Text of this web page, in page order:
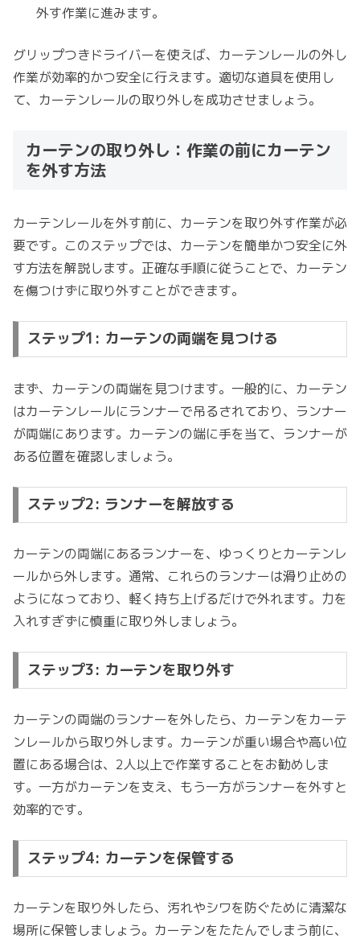
外す作業に進みます。
グリップつきドライバーを使えば、カーテンレールの外し
作業が効率的かつ安全に行えます。適切な道具を使用し
て、カーテンレールの取り外しを成功させましょう。
カーテンの取り外し：作業の前にカーテン
を外す方法
カーテンレールを外す前に、カーテンを取り外す作業が必
要です。このステップでは、カーテンを簡単かつ安全に外
す方法を解説します。正確な手順に従うことで、カーテン
を傷つけずに取り外すことができます。
ステップ1: カーテンの両端を見つける
まず、カーテンの両端を見つけます。一般的に、カーテン
はカーテンレールにランナーで吊るされており、ランナー
が両端にあります。カーテンの端に手を当て、ランナーが
ある位置を確認しましょう。
ステップ2: ランナーを解放する
カーテンの両端にあるランナーを、ゆっくりとカーテンレ
ールから外します。通常、これらのランナーは滑り止めの
ようになっており、軽く持ち上げるだけで外れます。力を
入れすぎずに慎重に取り外しましょう。
ステップ3: カーテンを取り外す
カーテンの両端のランナーを外したら、カーテンをカーテ
ンレールから取り外します。カーテンが重い場合や高い位
置にある場合は、2人以上で作業することをお勧めしま
す。一方がカーテンを支え、もう一方がランナーを外すと
効率的です。
ステップ4: カーテンを保管する
カーテンを取り外したら、汚れやシワを防ぐために清潔な
場所に保管しましょう。カーテンをたたんでしまう前に、